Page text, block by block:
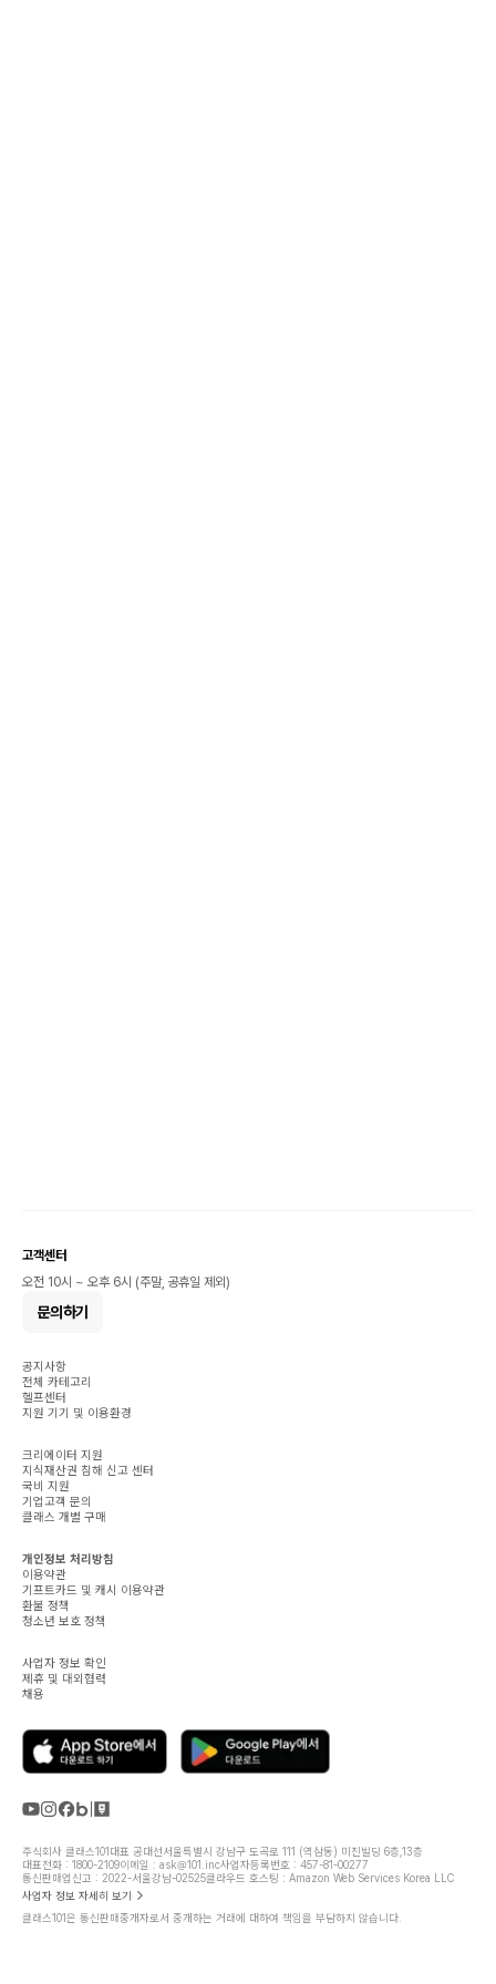
고객센터
오전 10시 ~ 오후 6시 (주말, 공휴일 제외)
문의하기
공지사항
전체 카테고리
헬프센터
지원 기기 및 이용환경
크리에이터 지원
지식재산권 침해 신고 센터
국비 지원
기업고객 문의
클래스 개별 구매
개인정보 처리방침
이용약관
기프트카드 및 캐시 이용약관
환불 정책
청소년 보호 정책
사업자 정보 확인
제휴 및 대외협력
채용
주식회사 클래스101대표 공대선서울특별시 강남구 도곡로 111 (역삼동) 미진빌딩 6층,13층
대표전화 : 1800-2109이메일 : ask@101.inc사업자등록번호 : 457-81-00277
통신판매업신고 : 2022-서울강남-02525클라우드 호스팅 : Amazon Web Services Korea LLC
사업자 정보 자세히 보기
클래스101은 통신판매중개자로서 중개하는 거래에 대하여 책임을 부담하지 않습니다.